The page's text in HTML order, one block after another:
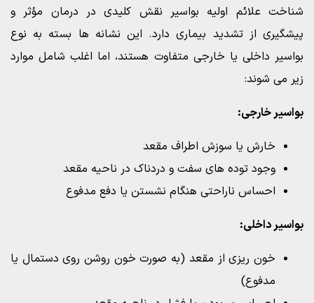
شناخت علائم اولیه بواسیر نقش کلیدی در درمان مؤثر و
پیشگیری از تشدید بیماری دارد. این نشانه ها بسته به نوع
بواسیر داخلی یا خارجی متفاوت هستند، اما اغلب شامل موارد
زیر می شوند:
بواسیر خارجی:
خارش یا سوزش اطراف مقعد
وجود توده های سفت و دردناک در ناحیه مقعد
احساس ناراحتی هنگام نشستن یا دفع مدفوع
بواسیر داخلی:
خون ریزی از مقعد (به صورت خون روشن روی دستمال یا
مدفوع)